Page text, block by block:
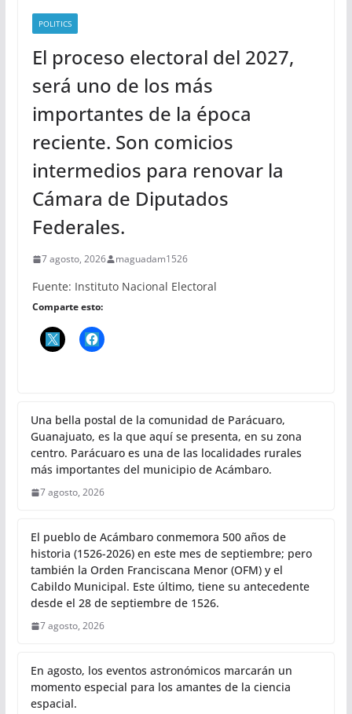
POLITICS
El proceso electoral del 2027,
será uno de los más
importantes de la época
reciente. Son comicios
intermedios para renovar la
Cámara de Diputados
Federales.
7 agosto, 2026 maguadam1526
Fuente: Instituto Nacional Electoral
Comparte esto:
Una bella postal de la comunidad de Parácuaro,
Guanajuato, es la que aquí se presenta, en su zona
centro. Parácuaro es una de las localidades rurales
más importantes del municipio de Acámbaro.
7 agosto, 2026
El pueblo de Acámbaro conmemora 500 años de
historia (1526-2026) en este mes de septiembre; pero
también la Orden Franciscana Menor (OFM) y el
Cabildo Municipal. Este último, tiene su antecedente
desde el 28 de septiembre de 1526.
7 agosto, 2026
En agosto, los eventos astronómicos marcarán un
momento especial para los amantes de la ciencia
espacial.